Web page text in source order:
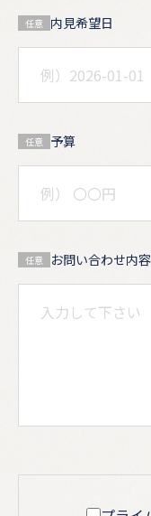
任意 内見希望日
任意 予算
任意 お問い合わせ内容